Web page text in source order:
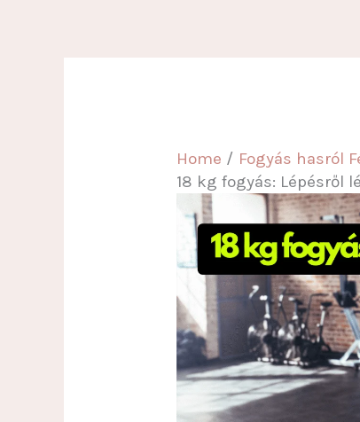
Home
Fogyás hasról
18 kg fogyás: Lépésről